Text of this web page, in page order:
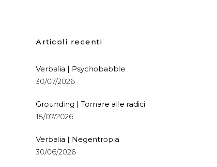
Articoli recenti
Verbalia | Psychobabble
30/07/2026
Grounding | Tornare alle radici
15/07/2026
Verbalia | Negentropia
30/06/2026